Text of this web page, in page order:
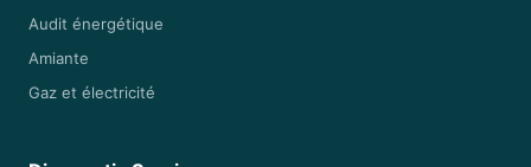
Audit énergétique
Amiante
Gaz et électricité